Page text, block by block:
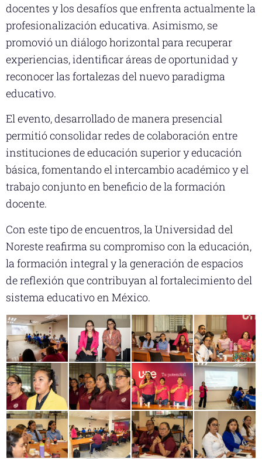
docentes y los desafíos que enfrenta actualmente la
profesionalización educativa. Asimismo, se
promovió un diálogo horizontal para recuperar
experiencias, identificar áreas de oportunidad y
reconocer las fortalezas del nuevo paradigma
educativo.
El evento, desarrollado de manera presencial
permitió consolidar redes de colaboración entre
instituciones de educación superior y educación
básica, fomentando el intercambio académico y el
trabajo conjunto en beneficio de la formación
docente.
Con este tipo de encuentros, la Universidad del
Noreste reafirma su compromiso con la educación,
la formación integral y la generación de espacios
de reflexión que contribuyan al fortalecimiento del
sistema educativo en México.